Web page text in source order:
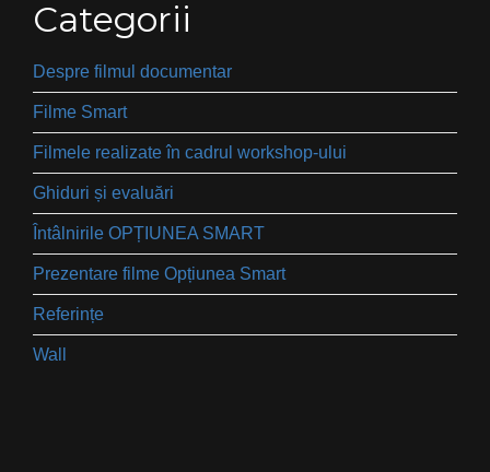
Categorii
Despre filmul documentar
Filme Smart
Filmele realizate în cadrul workshop-ului
Ghiduri și evaluări
Întâlnirile OPȚIUNEA SMART
Prezentare filme Opțiunea Smart
Referințe
Wall